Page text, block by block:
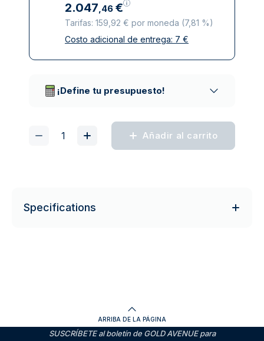
2.047,46 €
Tarifas: 159,92 € por moneda (7,81 %)
Impuestos incluidos
Costo adicional de entrega: 7 €
¡Define tu presupuesto!
Añadir al carrito
Specifications
ARRIBA DE LA PÁGINA
SUSCRÍBETE al boletín de GOLD AVENUE para